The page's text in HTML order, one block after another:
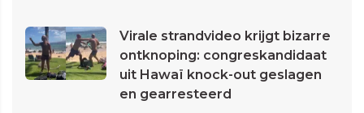
Virale strandvideo krijgt bizarre
ontknoping: congreskandidaat
uit Hawaï knock-out geslagen
en gearresteerd